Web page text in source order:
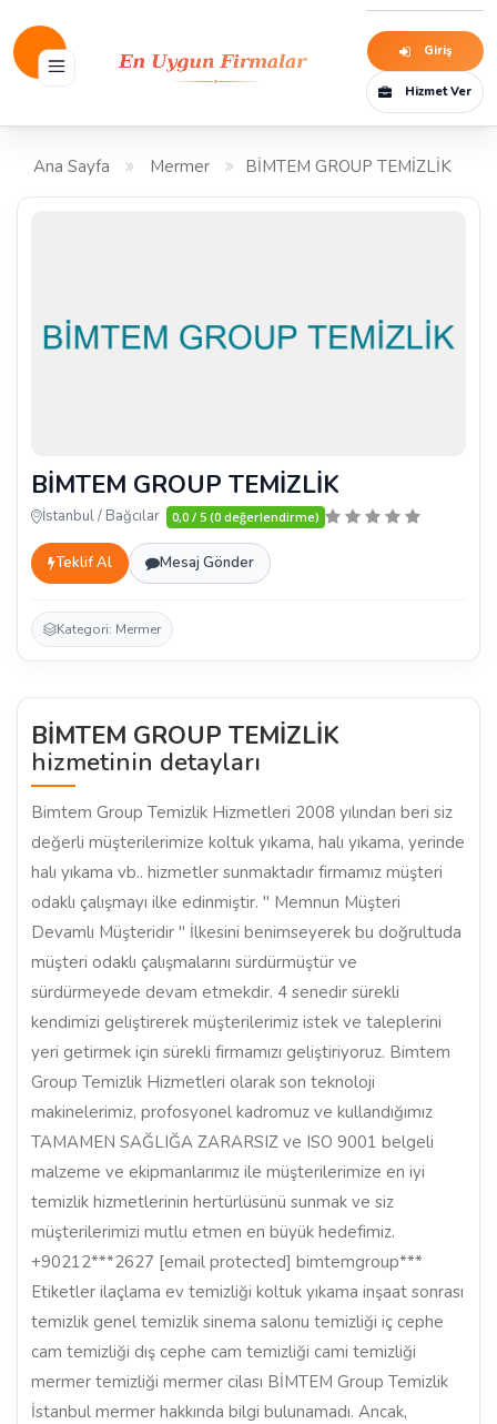
Giriş
Hizmet Ver
Ana Sayfa Mermer BİMTEM GROUP TEMİZLİK
BİMTEM GROUP TEMİZLİK
İstanbul / Bağcılar 0,0 / 5 (0 değerlendirme)
Teklif Al Mesaj Gönder
Kategori: Mermer
BİMTEM GROUP TEMİZLİK
hizmetinin detayları
Bimtem Group Temizlik Hizmetleri 2008 yılından beri siz
değerli müşterilerimize koltuk yıkama, halı yıkama, yerinde
halı yıkama vb.. hizmetler sunmaktadır firmamız müşteri
odaklı çalışmayı ilke edinmiştir. " Memnun Müşteri
Devamlı Müşteridir " İlkesini benimseyerek bu doğrultuda
müşteri odaklı çalışmalarını sürdürmüştür ve
sürdürmeyede devam etmekdir. 4 senedir sürekli
kendimizi geliştirerek müşterilerimiz istek ve taleplerini
yeri getirmek için sürekli firmamızı geliştiriyoruz. Bimtem
Group Temizlik Hizmetleri olarak son teknoloji
makinelerimiz, profosyonel kadromuz ve kullandığımız
TAMAMEN SAĞLIĞA ZARARSIZ ve ISO 9001 belgeli
malzeme ve ekipmanlarımız ile müşterilerimize en iyi
temizlik hizmetlerinin hertürlüsünü sunmak ve siz
müşterilerimizi mutlu etmen en büyük hedefimiz.
+90212***2627 [email protected] bimtemgroup***
Etiketler ilaçlama ev temizliği koltuk yıkama inşaat sonrası
temizlik genel temizlik sinema salonu temizliği iç cephe
cam temizliği dış cephe cam temizliği cami temizliği
mermer temizliği mermer cilası BİMTEM Group Temizlik
İstanbul mermer hakkında bilgi bulunamadı. Ancak,